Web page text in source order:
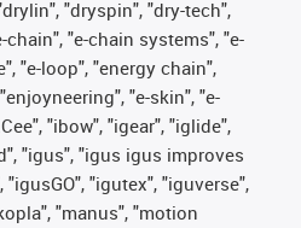
"dryspin", "dry-tech",
"e-chain systems", "e-
"e-loop", "energy chain",
"e-skin", "e-
"ibow", "igear", "iglide",
"igus", "igus igus improves
"igutex", "iguverse",
"manus", "motion